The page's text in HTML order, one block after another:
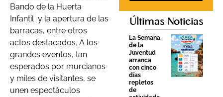
Bando de la Huerta
Infantil y la apertura de las
barracas, entre otros
actos destacados. A los
grandes eventos, tan
esperados por murcianos
y miles de visitantes, se
unen espectáculos
Últimas Noticias
La Semana
de la
Juventud
arranca
con cinco
días
repletos
de